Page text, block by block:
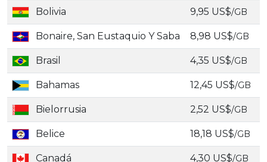
Bolivia 9,95 US$/GB
Bonaire, San Eustaquio Y Saba 8,98 US$/GB
Brasil 4,35 US$/GB
Bahamas 12,45 US$/GB
Bielorrusia 2,52 US$/GB
Belice 18,18 US$/GB
Canadá 4,30 US$/GB